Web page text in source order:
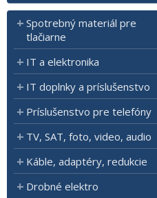
Spotrebný materiál pre
tlačiarne
IT a elektronika
IT doplnky a príslušenstvo
Príslušenstvo pre telefóny
TV, SAT, foto, video, audio
Káble, adaptéry, redukcie
Drobné elektro